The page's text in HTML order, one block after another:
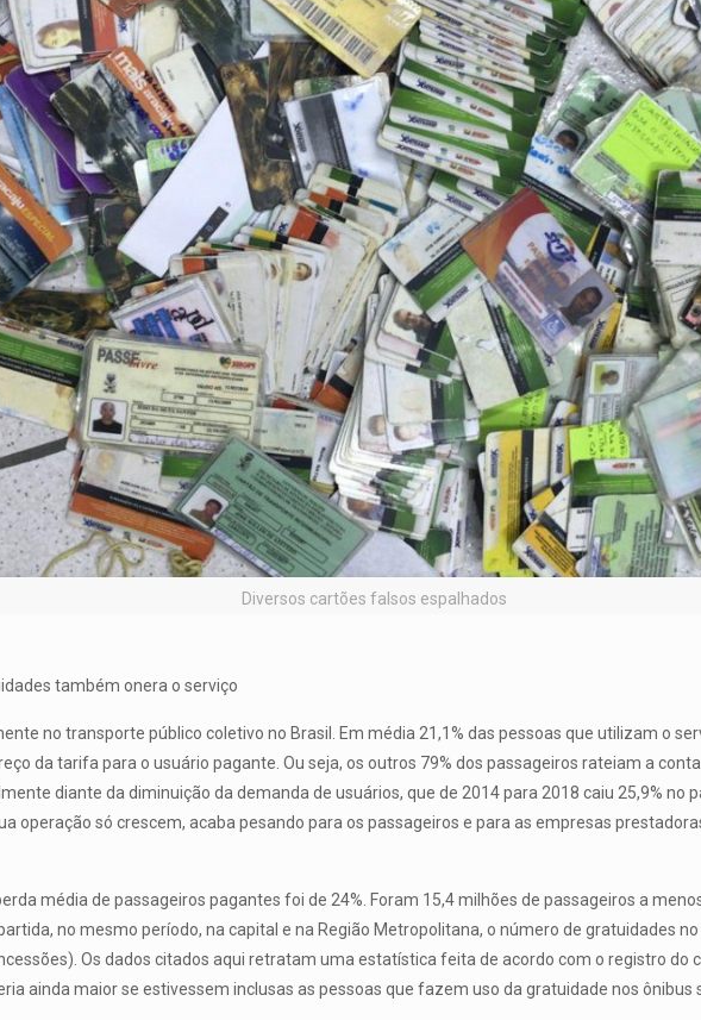
Diversos cartões falsos espalhados
também onera o serviço
no transporte público coletivo no Brasil. Em média 21,1% das pessoas que utilizam o
da tarifa para o usuário pagante. Ou seja, os outros 79% dos passageiros rateiam a
diante da diminuição da demanda de usuários, que de 2014 para 2018 caiu 25,9% no
operação só crescem, acaba pesando para os passageiros e para as empresas
média de passageiros pagantes foi de 24%. Foram 15,4 milhões de passageiros a
no mesmo período, na capital e na Região Metropolitana, o número de gratuidades
Os dados citados aqui retratam uma estatística feita de acordo com o registro do
ainda maior se estivessem inclusas as pessoas que fazem uso da gratuidade nos ônibus